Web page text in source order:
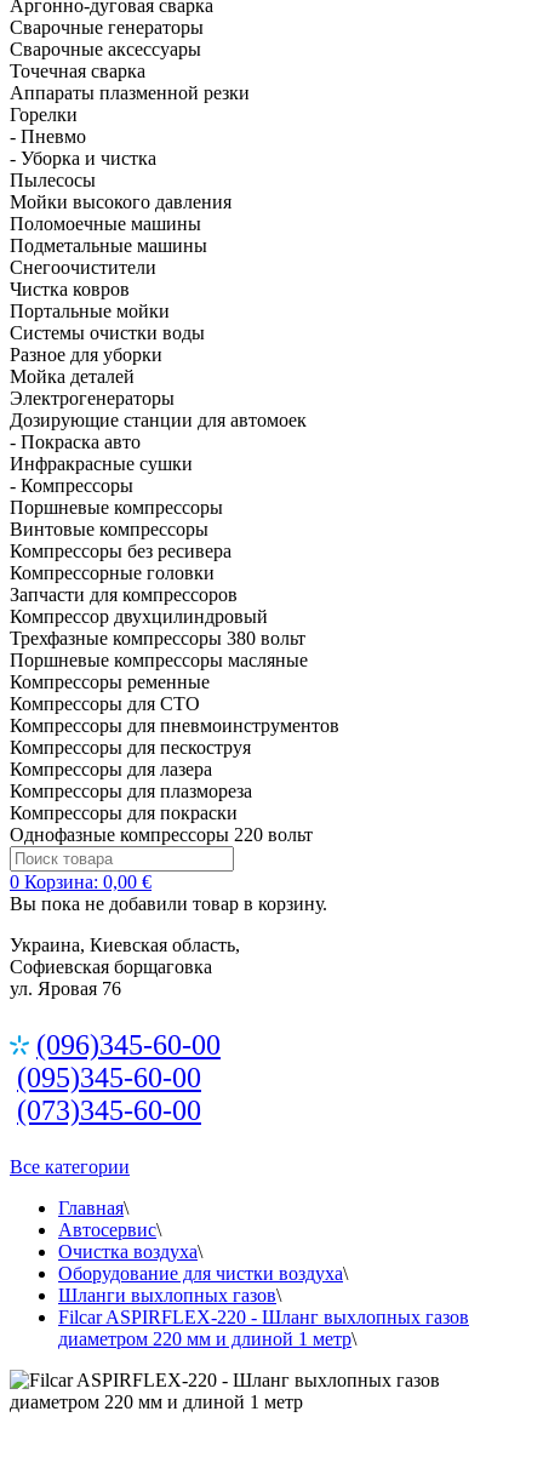
Аргонно-дуговая сварка
Сварочные генераторы
Сварочные аксессуары
Точечная сварка
Аппараты плазменной резки
Горелки
- Пневмо
- Уборка и чистка
Пылесосы
Мойки высокого давления
Поломоечные машины
Подметальные машины
Снегоочистители
Чистка ковров
Портальные мойки
Системы очистки воды
Разное для уборки
Мойка деталей
Электрогенераторы
Дозирующие станции для автомоек
- Покраска авто
Инфракрасные сушки
- Компрессоры
Поршневые компрессоры
Винтовые компрессоры
Компрессоры без ресивера
Компрессорные головки
Запчасти для компрессоров
Компрессор двухцилиндровый
Трехфазные компрессоры 380 вольт
Поршневые компрессоры масляные
Компрессоры ременные
Компрессоры для СТО
Компрессоры для пневмоинструментов
Компрессоры для пескоструя
Компрессоры для лазера
Компрессоры для плазмореза
Компрессоры для покраски
Однофазные компрессоры 220 вольт
0 Корзина: 0,00 €
Вы пока не добавили товар в корзину.
Украина, Киевская область,
Софиевская борщаговка
ул. Яровая 76
(096)345-60-00
(095)345-60-00
(073)345-60-00
Все категории
Главная\
Автосервис\
Очистка воздуха\
Оборудование для чистки воздуха\
Шланги выхлопных газов\
Filcar ASPIRFLEX-220 - Шланг выхлопных газов
диаметром 220 мм и длиной 1 метр\